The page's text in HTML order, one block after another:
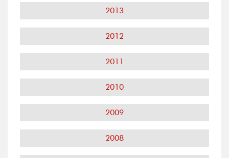
2013
2012
2011
2010
2009
2008